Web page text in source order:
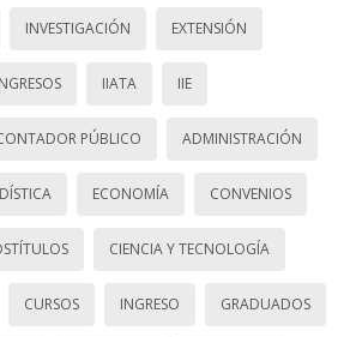
INVESTIGACIÓN EXTENSIÓN
IIATA IIE
PÚBLICO ADMINISTRACIÓN
ECONOMÍA CONVENIOS
CIENCIA Y TECNOLOGÍA
CURSOS INGRESO GRADUADOS